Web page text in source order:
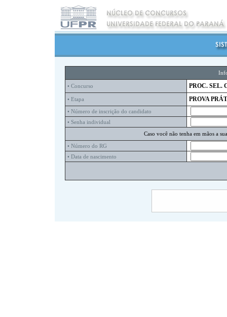
• Concurso PROC. SEL.
• Etapa PROVA
• Número de inscrição do candidato
• Senha individual
Caso você não tenha em mãos a
• Número do RG
• Data de nascimento